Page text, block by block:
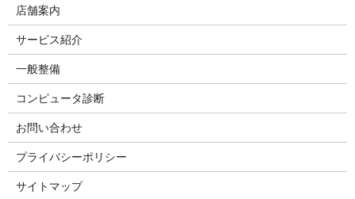
店舗案内
サービス紹介
一般整備
コンピュータ診断
お問い合わせ
プライバシーポリシー
サイトマップ